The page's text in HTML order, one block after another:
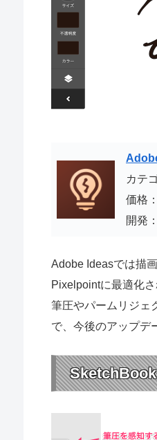
カテ
価格
開発
Adobe Ideasでは描
Pixelpointに最適化
筆圧やパームリジェ
で、今後のアップデ